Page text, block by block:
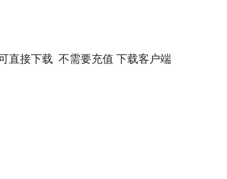
接下载 不需要充值 下载客户端